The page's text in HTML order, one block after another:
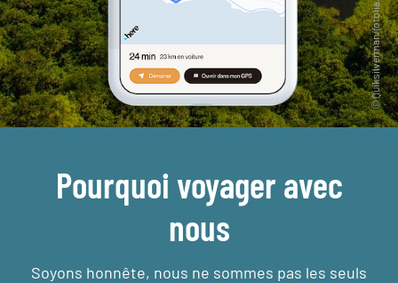
Pourquoi voyager avec
nous
Soyons honnête, nous ne sommes pas les seuls